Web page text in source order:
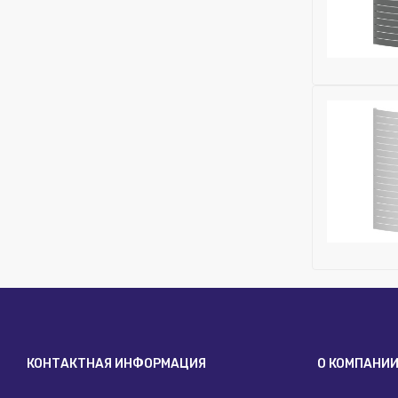
Высота
Глубина
Ширина
Высота
Бренд:
КОНТАКТНАЯ ИНФОРМАЦИЯ О КОМПАНИИ